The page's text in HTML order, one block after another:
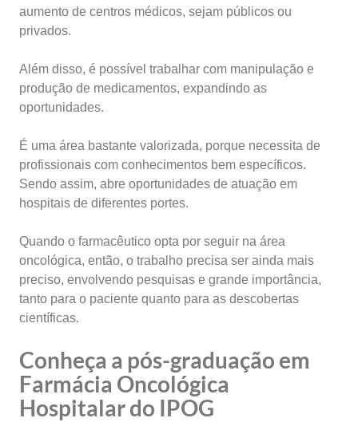
aumento de centros médicos, sejam públicos ou
privados.
Além disso, é possível trabalhar com manipulação e
produção de medicamentos, expandindo as
oportunidades.
É uma área bastante valorizada, porque necessita de
profissionais com conhecimentos bem específicos.
Sendo assim, abre oportunidades de atuação em
hospitais de diferentes portes.
Quando o farmacêutico opta por seguir na área
oncológica, então, o trabalho precisa ser ainda mais
preciso, envolvendo pesquisas e grande importância,
tanto para o paciente quanto para as descobertas
científicas.
Conheça a pós-graduação em
Farmácia Oncológica
Hospitalar do IPOG